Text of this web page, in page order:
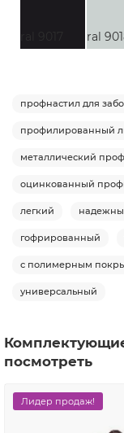
ral
профнастил для
профилированный
металлический
оцинкованный
легкий
гофрированный
с полимерным
универсальный
посмотреть
Лидер продаж!